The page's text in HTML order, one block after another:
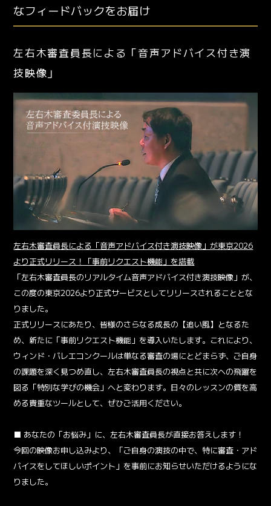
なフィードバックをお届け
左右木審査員長による「音声アドバイス付き演
技映像」
左右木審査員長による「音声アドバイス付き演技映像」が東京2026
より正式リリース！「事前リクエスト機能」を搭載
「左右木審査員長のリアルタイム音声アドバイス付き演技映像」が、
この度の東京2026より正式サービスとしてリリースされることとな
りました。
正式リリースにあたり、皆様のさらなる成長の【追い風】となるた
め、新たに「事前リクエスト機能」を導入いたします。これにより、
ウィンド・バレエコンクールは単なる審査の場にとどまらず、ご自身
の課題を深く見つめ直し、左右木審査員長の視点と共に次への飛躍を
図る「特別な学びの機会」へと変わります。日々のレッスンの質を高
める貴重なツールとして、ぜひご活用ください。
■ あなたの「お悩み」に、左右木審査員長が直接お答えします！
今回の映像お申し込みより、「ご自身の演技の中で、特に審査・アド
バイスをしてほしいポイント」を事前にお知らせいただけるようにな
りました。